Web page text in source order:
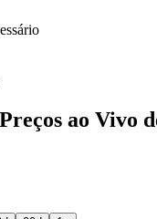
ao Vivo